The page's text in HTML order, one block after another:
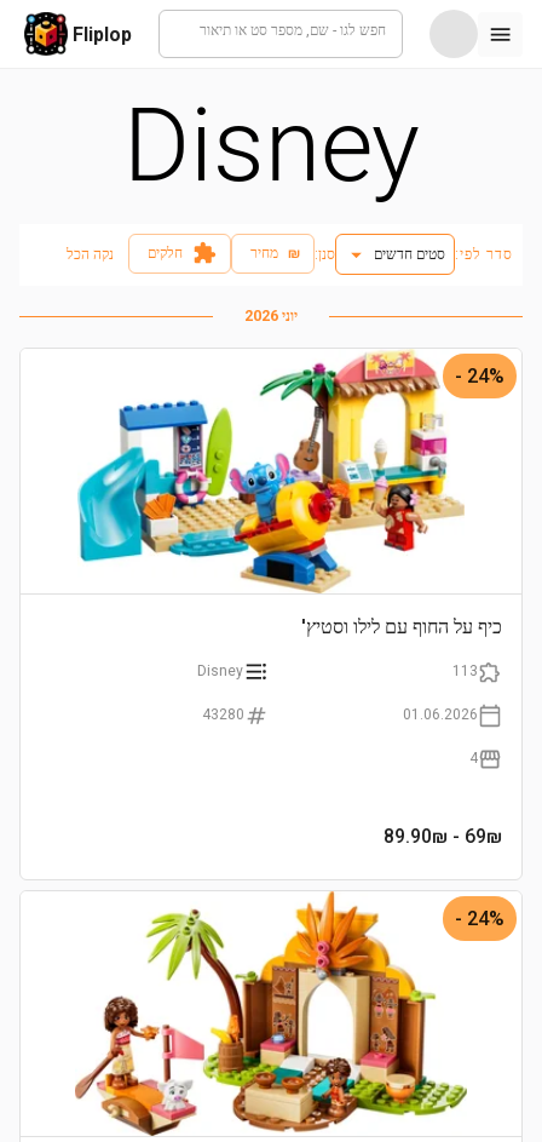
חפש לגו - שם, מספר סט או תיאור Fliplop
Disney
:סנן ₪ מחיר חלקים נקה הכל סדר לפי: סטים חדשים
יוני 2026
24% -
כיף על החוף עם לילו וסטיץ'
113
Disney
01.06.2026
43280
4
69₪
- 89.90₪
24% -